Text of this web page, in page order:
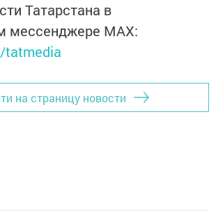
Татарстана в
мессенджере MАХ:
tatmedia
на страницу новости